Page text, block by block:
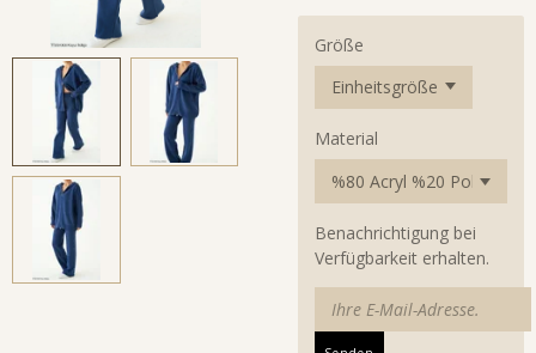
Größe
Material
Benachrichtigung bei
Verfügbarkeit erhalten.